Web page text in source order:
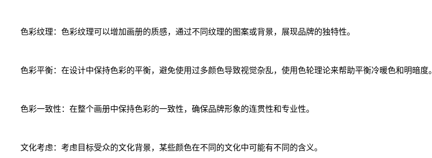
色彩纹理： 色彩纹理可以增加画册的质感，通过不同纹理的图案或背景，展现品牌的独特性。
色彩平衡： 在设计中保持色彩的平衡，避免使用过多颜色导致视觉杂乱，使用色轮理论来帮助平衡冷暖色和明暗度。
色彩一致性： 在整个画册中保持色彩的一致性，确保品牌形象的连贯性和专业性。
文化考虑： 考虑目标受众的文化背景，某些颜色在不同的文化中可能有不同的含义。